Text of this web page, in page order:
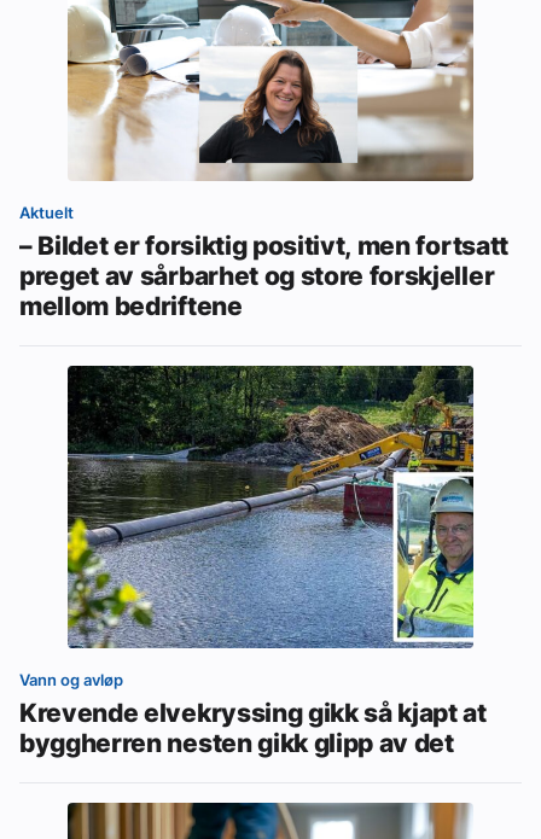
Aktuelt
– Bildet er forsiktig positivt, men fortsatt
preget av sårbarhet og store forskjeller
mellom bedriftene
Vann og avløp
Krevende elvekryssing gikk så kjapt at
byggherren nesten gikk glipp av det